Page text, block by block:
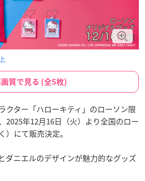
画質で見る (全5枚)
クター「ハローキティ」のローソン限
2025年12月16日（火）より全国のロー
）にて販売決定。
ダニエルのデザインが魅力的なグッズ